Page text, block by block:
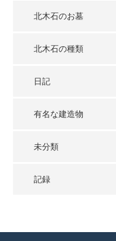
北木石のお墓
北木石の種類
日記
有名な建造物
未分類
記録